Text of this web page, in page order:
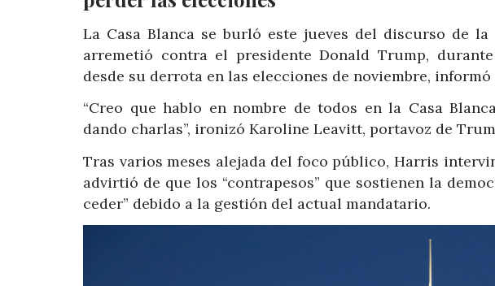
La Casa Blanca se burló este jueves del discurso de
arremetió contra el presidente Donald Trump,
desde su derrota en las elecciones de noviembre, informó
“Creo que hablo en nombre de todos en la Casa
dando charlas”, ironizó Karoline Leavitt, portavoz de
Tras varios meses alejada del foco público, Harris
advirtió de que los “contrapesos” que sostienen la
ceder” debido a la gestión del actual mandatario.